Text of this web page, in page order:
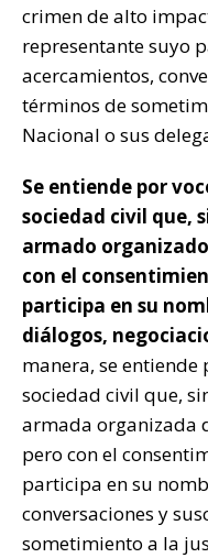
crimen de alto
representante suyo
acercamientos,
términos de
Nacional o sus
Se entiende por
sociedad civil que,
armado
con el
participa en su
diálogos,
manera, se entiende
sociedad civil que,
armada organizada
pero con el
participa en su
conversaciones y
sometimiento a la